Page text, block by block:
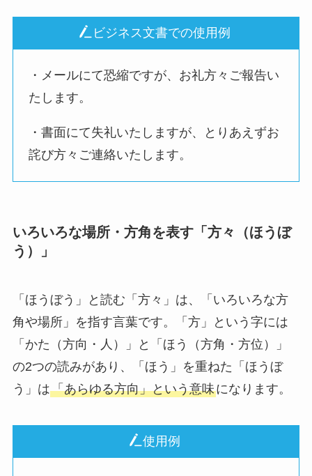
ビジネス文書での使用例
・メールにて恐縮ですが、お礼方々ご報告い
たします。
・書面にて失礼いたしますが、とりあえずお
詫び方々ご連絡いたします。
いろいろな場所・方角を表す「方々（ほうぼ
う）」
「ほうぼう」と読む「方々」は、「いろいろな方
角や場所」を指す言葉です。「方」という字には
「かた（方向・人）」と「ほう（方角・方位）」
の2つの読みがあり、「ほう」を重ねた「ほうぼ
う」は「あらゆる方向」という意味になります。
使用例